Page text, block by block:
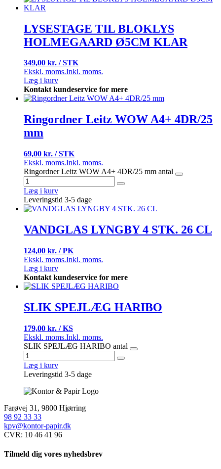
LYSESTAGE TIL BLOKLYS
HOLMEGAARD Ø5CM KLAR
349,00 kr. / STK
Ekskl. moms.Inkl. moms.
Læg i kurv
Kontakt kundeservice for mere
Ringordner Leitz WOW A4+ 4DR/25
mm
69,00 kr. / STK
Ekskl. moms.Inkl. moms.
Ringordner Leitz WOW A4+ 4DR/25 mm antal
Læg i kurv
Leveringstid 3-5 dage
VANDGLAS LYNGBY 4 STK. 26 CL
124,00 kr. / PK
Ekskl. moms.Inkl. moms.
Læg i kurv
Kontakt kundeservice for mere
SLIK SPEJLÆG HARIBO
179,00 kr. / KS
Ekskl. moms.Inkl. moms.
SLIK SPEJLÆG HARIBO antal
Læg i kurv
Leveringstid 3-5 dage
Farøvej 31, 9800 Hjørring
98 92 33 33
kpv@kontor-papir.dk
CVR: 10 46 41 96
Tilmeld dig vores nyhedsbrev